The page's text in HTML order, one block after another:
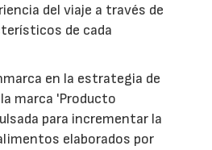
del viaje a través de
de cada
en la estrategia de
marca 'Producto
para incrementar la
elaborados por